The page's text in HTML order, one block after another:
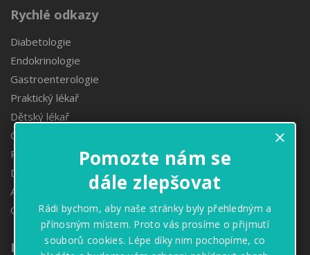
Rychlé odkazy
Diabetologie
Endokrinologie
Gastroenterologie
Praktický lékař
Dětský lékař
Obezitologie
Proktologie
Denzitometrie
Angiologie
Oční ambulance
Informace
×
Pomozte nám se
dále zlepšovat
Rádi bychom, aby naše stránky byly přehledným a
přínosným místem. Proto vás prosíme o přijmutí
souborů cookies. Lépe díky nim pochopíme, co